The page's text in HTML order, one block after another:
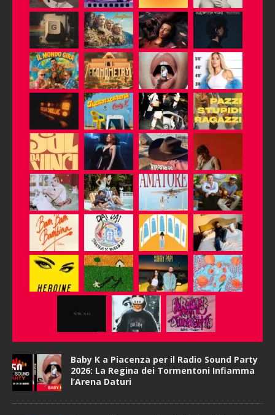
Baby K a Piacenza per il Radio Sound Party
2026: La Regina dei Tormentoni Infiamma
l’Arena Daturi